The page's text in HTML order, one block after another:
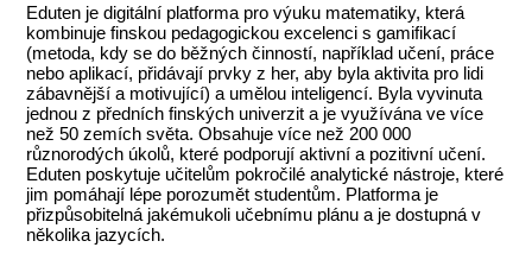
Eduten je digitální platforma pro výuku matematiky, která
kombinuje finskou pedagogickou excelenci s gamifikací
(metoda, kdy se do běžných činností, například učení, práce
nebo aplikací, přidávají prvky z her, aby byla aktivita pro lidi
zábavnější a motivující) a umělou inteligencí. Byla vyvinuta
jednou z předních finských univerzit a je využívána ve více
než 50 zemích světa. Obsahuje více než 200 000
různorodých úkolů, které podporují aktivní a pozitivní učení.
Eduten poskytuje učitelům pokročilé analytické nástroje, které
jim pomáhají lépe porozumět studentům. Platforma je
přizpůsobitelná jakémukoli učebnímu plánu a je dostupná v
několika jazycích.